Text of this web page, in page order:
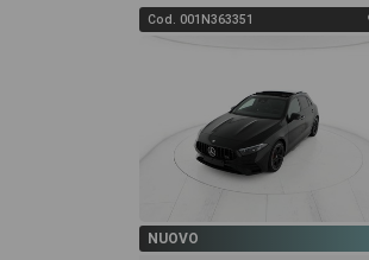
Cod. 001N363351
NUOVO